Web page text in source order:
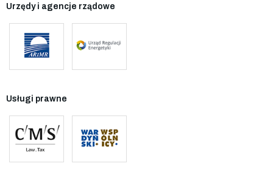
Urzędy i agencje rządowe
Usługi prawne